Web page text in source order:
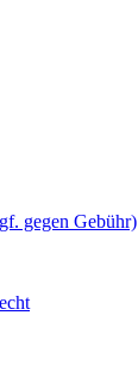
gegen Gebühr)